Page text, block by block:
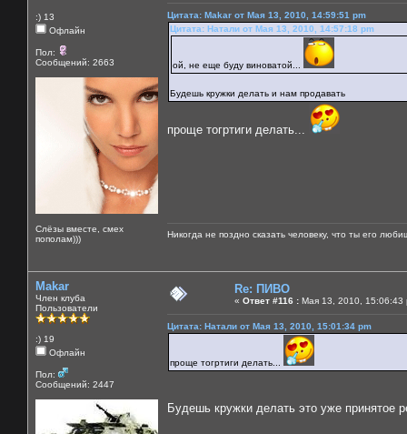
:) 13
Офлайн
Пол:
Сообщений: 2663
Слёзы вместе, смех
пополам)))
Цитата: Makar от Мая 13, 2010, 14:59:51 pm
Цитата: Натали от Мая 13, 2010, 14:57:18 pm
ой, не еще буду виноватой...
Будешь кружки делать и нам продавать
проще тогртиги делать...
Никогда не поздно сказать человеку, что ты его
Makar
Член клуба
Пользователи
:) 19
Офлайн
Пол:
Сообщений: 2447
Re: ПИВО
« Ответ #116 : Мая 13, 2010, 15:06:43
Цитата: Натали от Мая 13, 2010, 15:01:34 pm
проще тогртиги делать...
Будешь кружки делать это уже принятое